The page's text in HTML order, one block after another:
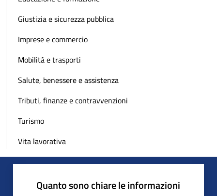
Giustizia e sicurezza pubblica
Imprese e commercio
Mobilità e trasporti
Salute, benessere e assistenza
Tributi, finanze e contravvenzioni
Turismo
Vita lavorativa
Quanto sono chiare le informazioni